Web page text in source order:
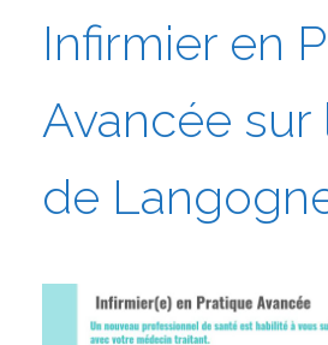
Infirmier en
Avancée sur
de